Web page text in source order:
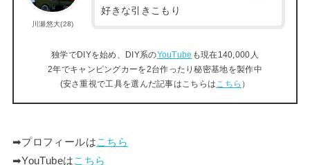
川瀬悠大(28)
好きな引きこもり
独学でDIYを始め、DIY系のYouTube も現在140,000人
2年でキャンピングカーを2台作ったり秘密基地を製作中
(安さ重視で工具を選んだ記事はこちらは こちら ）
➡︎プロフィールはこちら
➡︎YouTubeはこちら